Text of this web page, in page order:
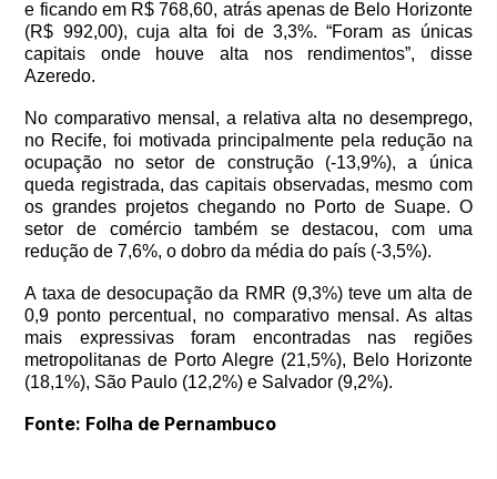
e ficando em R$ 768,60, atrás apenas de Belo Horizonte
(R$ 992,00), cuja alta foi de 3,3%. “Foram as únicas
capitais onde houve alta nos rendimentos”, disse
Azeredo.
No comparativo mensal, a relativa alta no desemprego,
no Recife, foi motivada principalmente pela redução na
ocupação no setor de construção (-13,9%), a única
queda registrada, das capitais observadas, mesmo com
os grandes projetos chegando no Porto de Suape. O
setor de comércio também se destacou, com uma
redução de 7,6%, o dobro da média do país (-3,5%).
A taxa de desocupação da RMR (9,3%) teve um alta de
0,9 ponto percentual, no comparativo mensal. As altas
mais expressivas foram encontradas nas regiões
metropolitanas de Porto Alegre (21,5%), Belo Horizonte
(18,1%), São Paulo (12,2%) e Salvador (9,2%).
Fonte: Folha de Pernambuco